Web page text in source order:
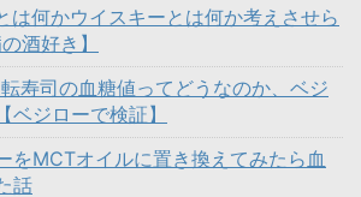
は何かウイスキーとは何か考えさせら
酒好き】
転寿司の血糖値ってどうなのか、ベジ
ベジローで検証】
をMCTオイルに置き換えてみたら血
話